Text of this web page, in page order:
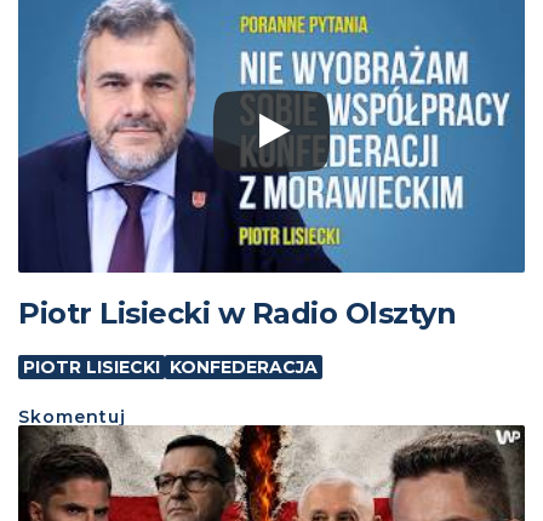
Piotr Lisiecki w Radio Olsztyn
PIOTR LISIECKI KONFEDERACJA
Skomentuj